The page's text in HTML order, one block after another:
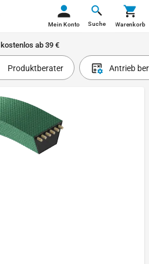
Suche
Mein Konto Warenkorb
kostenlos ab 39 €
Produktberater Antrieb